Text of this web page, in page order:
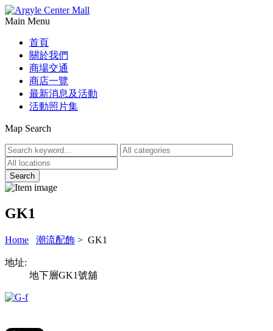
Main Menu
首頁
關於我們
商場交通
商店一覽
最新消息及活動
活動照片集
Map Search
GK1
Home 潮流配飾 > GK1
地址:
地下層GK1號舖